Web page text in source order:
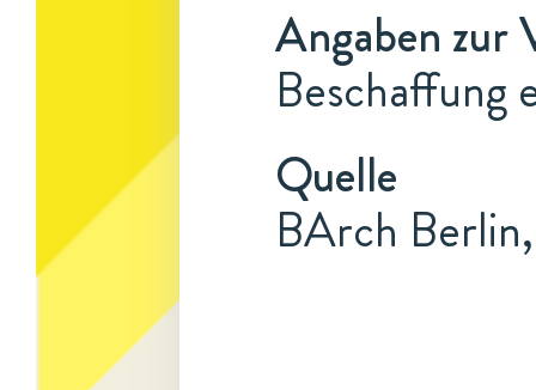
Angaben zur
Beschaffung
Quelle
BArch